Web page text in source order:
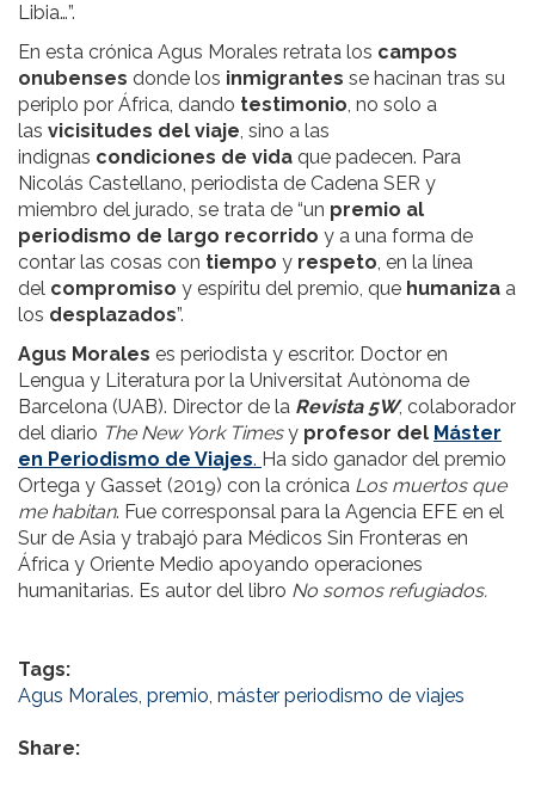
Libia…”.
En esta crónica Agus Morales retrata los campos
onubenses donde los inmigrantes se hacinan tras su
periplo por África, dando testimonio, no solo a
las vicisitudes del viaje, sino a las
indignas condiciones de vida que padecen. Para
Nicolás Castellano, periodista de Cadena SER y
miembro del jurado, se trata de “un premio al
periodismo de largo recorrido y a una forma de
contar las cosas con tiempo y respeto, en la línea
del compromiso y espíritu del premio, que humaniza a
los desplazados”.
Agus Morales es periodista y escritor. Doctor en
Lengua y Literatura por la Universitat Autònoma de
Barcelona (UAB). Director de la Revista 5W, colaborador
del diario The New York Timesy profesor del Máster
en Periodismo de Viajes. Ha sido ganador del premio
Ortega y Gasset (2019) con la crónica Los muertos que
me habitan. Fue corresponsal para la Agencia EFE en el
Sur de Asia y trabajó para Médicos Sin Fronteras en
África y Oriente Medio apoyando operaciones
humanitarias. Es autor del libro No somos refugiados.
Tags:
Agus Morales, premio, máster periodismo de viajes
Share: